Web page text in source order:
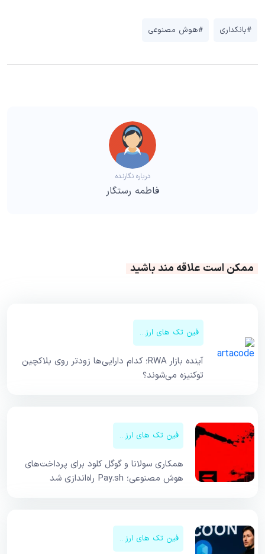
#بانکداری #هوش مصنوعی
درباره نگارنده
فاطمه رستگار
ممکن است علاقه مند باشید
فین تک های ارزهای دیجیتال
آینده بازار RWA؛ کدام دارایی‌ها زودتر روی بلاکچین
توکنیزه می‌شوند؟
فین تک های ارزهای دیجیتال
همکاری سولانا و گوگل کلود برای پرداخت‌های
هوش مصنوعی؛ Pay.sh راه‌اندازی شد
فین تک های ارزهای دیجیتال